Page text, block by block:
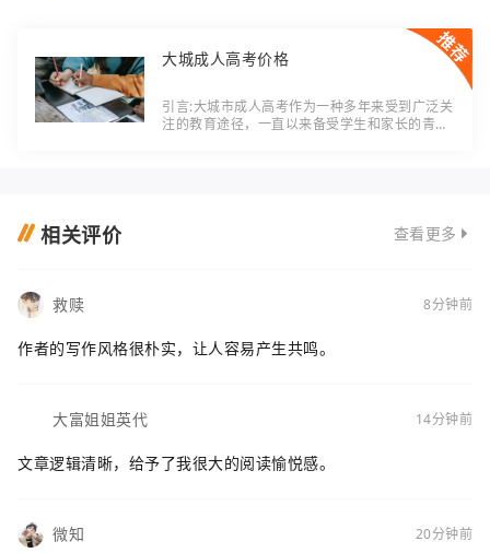
大城成人高考价格
引言:大城市成人高考作为一种多年来受到广泛关
注的教育途径，一直以来备受学生和家长的青
相关评价 查看更多
救赎 8分钟前
作者的写作风格很朴实，让人容易产生共鸣。
大富姐姐英代 14分钟前
文章逻辑清晰，给予了我很大的阅读愉悦感。
微知 20分钟前